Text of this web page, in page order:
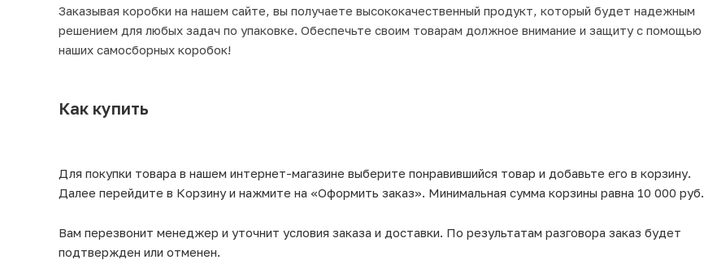
Заказывая коробки на нашем сайте, вы получаете высококачественный продукт, который будет надежным
решением для любых задач по упаковке. Обеспечьте своим товарам должное внимание и защиту с помощью
наших самосборных коробок!
Как купить
Для покупки товара в нашем интернет-магазине выберите понравившийся товар и добавьте его в корзину.
Далее перейдите в Корзину и нажмите на «Оформить заказ». Минимальная сумма корзины равна 10 000 руб.
Вам перезвонит менеджер и уточнит условия заказа и доставки. По результатам разговора заказ будет
подтвержден или отменен.